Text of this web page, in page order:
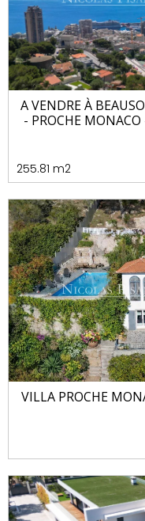
A VENDRE À
- PROCHE
255.81 m2
VILLA PROCHE